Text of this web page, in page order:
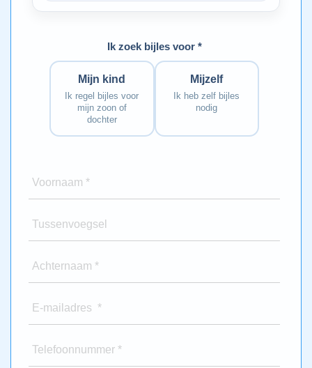
Ik zoek bijles voor *
Mijn kind
Ik regel bijles voor
mijn zoon of
dochter
Mijzelf
Ik heb zelf bijles
nodig
Voornaam *
Tussenvoegsel
Achternaam *
E-mailadres *
Telefoonnummer *